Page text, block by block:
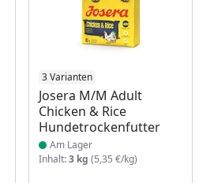
3 Varianten
Josera M/M Adult
Chicken & Rice
Hundetrockenfutter
Produkt am Lager
Am Lager
Inhalt:3 kg (5,35 €/kg)